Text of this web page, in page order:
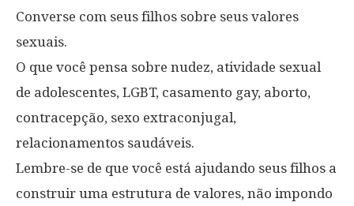
Converse com seus filhos sobre seus valores
sexuais.
O que você pensa sobre nudez, atividade sexual
de adolescentes, LGBT, casamento gay, aborto,
contracepção, sexo extraconjugal,
relacionamentos saudáveis.
Lembre-se de que você está ajudando seus filhos a
construir uma estrutura de valores, não impondo